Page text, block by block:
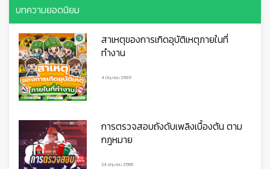
บทความยอดนิยม
สาเหตุของการเกิดอุบัติเหตุภายในที่
ทำงาน
4 มิถุนายน 2565
การตรวจสอบถังดับเพลิงเบื้องต้น ตาม
กฎหมาย
24 มิถุนายน 2566